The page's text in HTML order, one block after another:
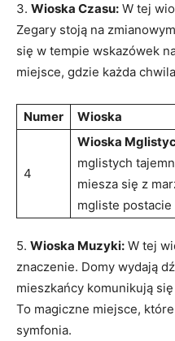
3. Wioska Czasu: W tej
Zegary stoją na
się w tempie wskazówek
miejsce, gdzie każda
Numer Wioska
4
Wioska
mglistych
miesza się z
mgliste postacie
5. Wioska Muzyki: W tej
znaczenie. Domy wydają
mieszkańcy komunikują
To magiczne miejsce,
symfonia.